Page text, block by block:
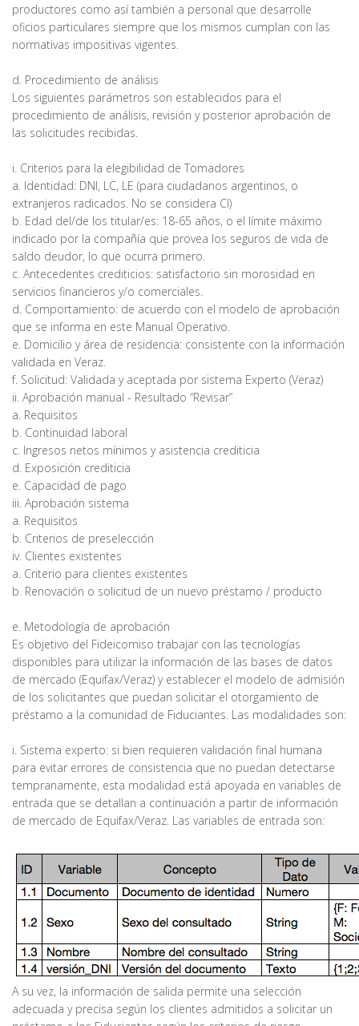
productores como así también a personal que desarrolle
oficios particulares siempre que los mismos cumplan con las
normativas impositivas vigentes.
d. Procedimiento de análisis
Los siguientes parámetros son establecidos para el
procedimiento de análisis, revisión y posterior aprobación de
las solicitudes recibidas.
i. Criterios para la elegibilidad de Tomadores
a. Identidad: DNI, LC, LE (para ciudadanos argentinos, o
extranjeros radicados. No se considera CI)
b. Edad del/de los titular/es: 18-65 años, o el límite máximo
indicado por la compañía que provea los seguros de vida de
saldo deudor, lo que ocurra primero.
c. Antecedentes crediticios: satisfactorio sin morosidad en
servicios financieros y/o comerciales.
d. Comportamiento: de acuerdo con el modelo de aprobación
que se informa en este Manual Operativo.
e. Domicilio y área de residencia: consistente con la información
validada en Veraz.
f. Solicitud: Validada y aceptada por sistema Experto (Veraz)
ii. Aprobación manual - Resultado “Revisar”
a. Requisitos
b. Continuidad laboral
c. Ingresos netos mínimos y asistencia crediticia
d. Exposición crediticia
e. Capacidad de pago
iii. Aprobación sistema
a. Requisitos
b. Criterios de preselección
iv. Clientes existentes
a. Criterio para clientes existentes
b. Renovación o solicitud de un nuevo préstamo / producto
e. Metodología de aprobación
Es objetivo del Fideicomiso trabajar con las tecnologías
disponibles para utilizar la información de las bases de datos
de mercado (Equifax/Veraz) y establecer el modelo de admisión
de los solicitantes que puedan solicitar el otorgamiento de
préstamo a la comunidad de Fiduciantes. Las modalidades son:
i. Sistema experto: si bien requieren validación final humana
para evitar errores de consistencia que no puedan detectarse
tempranamente, esta modalidad está apoyada en variables de
entrada que se detallan a continuación a partir de información
de mercado de Equifax/Veraz. Las variables de entrada son:
A su vez, la información de salida permite una selección
adecuada y precisa según los clientes admitidos a solicitar un